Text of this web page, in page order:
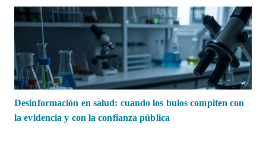
Desinformación en salud: cuando los bulos compiten con
la evidencia y con la confianza pública